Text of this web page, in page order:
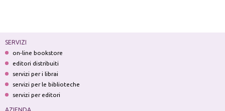
SERVIZI
on-line bookstore
editori distribuiti
servizi per i librai
servizi per le biblioteche
servizi per editori
AZIENDA